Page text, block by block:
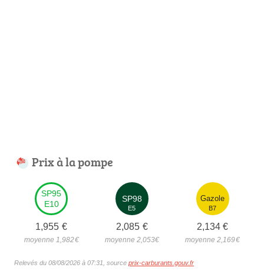
Prix à la pompe
SP95
E10
1,955 €
moyenne 1,982€
SP98
E5
2,085 €
moyenne 2,053€
Gazole
B7
2,134 €
moyenne 2,169€
Relevés du 08/08/2026 à 07:31, source prix-carburants.gouv.fr